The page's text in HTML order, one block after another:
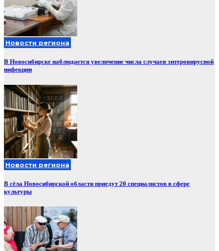
Новости региона
В Новосибирске наблюдается увеличение числа случаев энтеровирусной
инфекции
Новости региона
В сёла Новосибирской области приедут 20 специалистов в сфере
культуры